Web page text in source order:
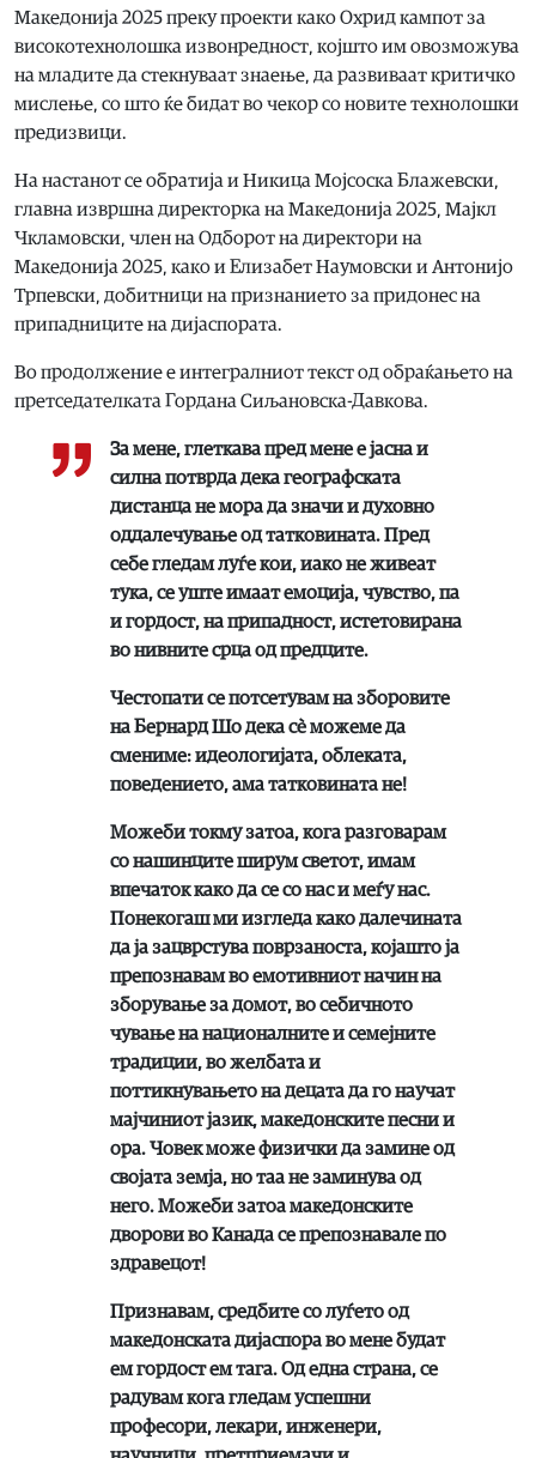
Македонија 2025 преку проекти како Охрид кампот за
високотехнолошка извонредност, којшто им овозможува
на младите да стекнуваат знаење, да развиваат критичко
мислење, со што ќе бидат во чекор со новите технолошки
предизвици.
На настанот се обратија и Никица Мојсоска Блажевски,
главна извршна директорка на Македонија 2025, Мајкл
Чкламовски, член на Одборот на директори на
Македонија 2025, како и Елизабет Наумовски и Антонијо
Трпевски, добитници на признанието за придонес на
припадниците на дијаспората.
Во продолжение е интегралниот текст од обраќањето на
претседателката Гордана Сиљановска-Давкова.
За мене, глеткава пред мене е јасна и
силна потврда дека географската
дистанца не мора да значи и духовно
оддалечување од татковината. Пред
себе гледам луѓе кои, иако не живеат
тука, се уште имаат емоција, чувство, па
и гордост, на припадност, истетовирана
во нивните срца од предците.
Честопати се потсетувам на зборовите
на Бернард Шо дека сè можеме да
смениме: идеологијата, облеката,
поведението, ама татковината не!
Можеби токму затоа, кога разговарам
со нашинците ширум светот, имам
впечаток како да се со нас и меѓу нас.
Понекогаш ми изгледа како далечината
да ја зацврстува поврзаноста, којашто ја
препознавам во емотивниот начин на
зборување за домот, во себичното
чување на националните и семејните
традиции, во желбата и
поттикнувањето на децата да го научат
мајчиниот јазик, македонските песни и
ора. Човек може физички да замине од
својата земја, но таа не заминува од
него. Можеби затоа македонските
дворови во Канада се препознавале по
здравецот!
Признавам, средбите со луѓето од
македонската дијаспора во мене будат
ем гордост ем тага. Од една страна, се
радувам кога гледам успешни
професори, лекари, инженери,